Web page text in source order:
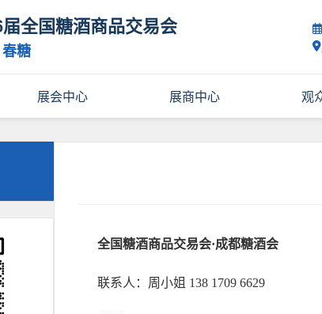
全国糖酒商品交易会
糖
展会中心 展商中心 观
全国糖酒商品交易会·成都糖酒会
联系人：周小姐 138 1709 6629